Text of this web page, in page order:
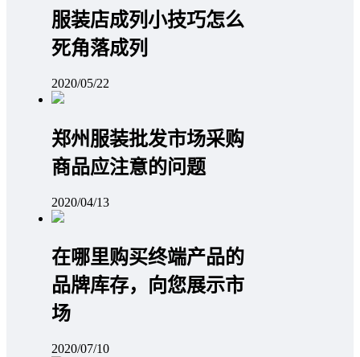
服装店成列小技巧怎么
死角落成列
2020/05/22
郑州服装批发市场采购
商品应注意的问题
2020/04/13
在哪里购买终端产品的
品牌库存，向您展示市
场
2020/07/10